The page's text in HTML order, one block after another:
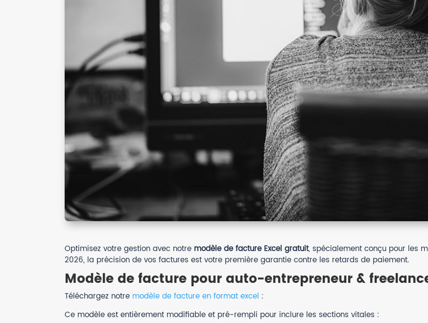
Optimisez votre gestion avec notre modèle de facture Excel gratuit, spécialement conçu pour les
2026, la précision de vos factures est votre première garantie contre les retards de paiement.
Modèle de facture pour auto-entrepreneur &
Téléchargez notre modèle de facture en format excel :
Ce modèle est entièrement modifiable et pré-rempli pour inclure les sections vitales :